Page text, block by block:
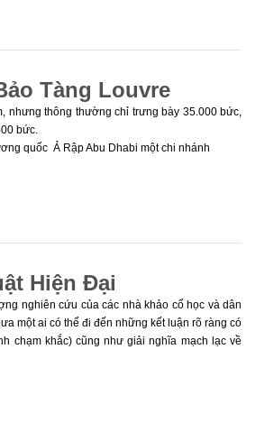
Tàng Louvre
nhưng thông thường chỉ trưng bày 35.000 bức,
bức.
quốc Ả Rập Abu Dhabi một chi nhánh
Hiện Đại
nghiên cứu của các nhà khảo cổ học và dân
một ai có thể đi đến những kết luận rõ ràng có
chạm khắc) cũng như giải nghĩa mạch lạc về